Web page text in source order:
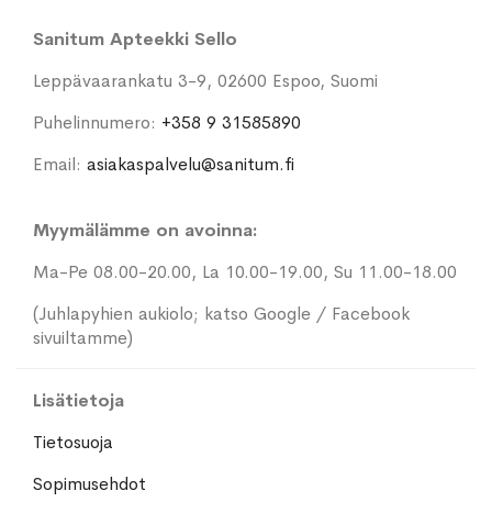
Sanitum Apteekki Sello
Leppävaarankatu 3-9, 02600 Espoo, Suomi
Puhelinnumero: +358 9 31585890
Email: asiakaspalvelu@sanitum.fi
Myymälämme on avoinna:
Ma-Pe 08.00-20.00, La 10.00-19.00, Su 11.00-18.00
(Juhlapyhien aukiolo; katso Google / Facebook
sivuiltamme)
Lisätietoja
Tietosuoja
Sopimusehdot